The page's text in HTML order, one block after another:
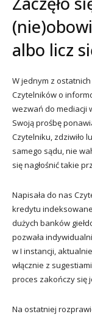
albo licz
W jednym z
Czytelników o
wezwań do mediacji
Swoją prośbę
Czytelniku, zdziwiło
samego sądu, nie
się nagłośnić takie
Napisała do nas
kredytu
dużych banków
pozwała
w I instancji,
włącznie z
proces zakończy się
Na ostatniej